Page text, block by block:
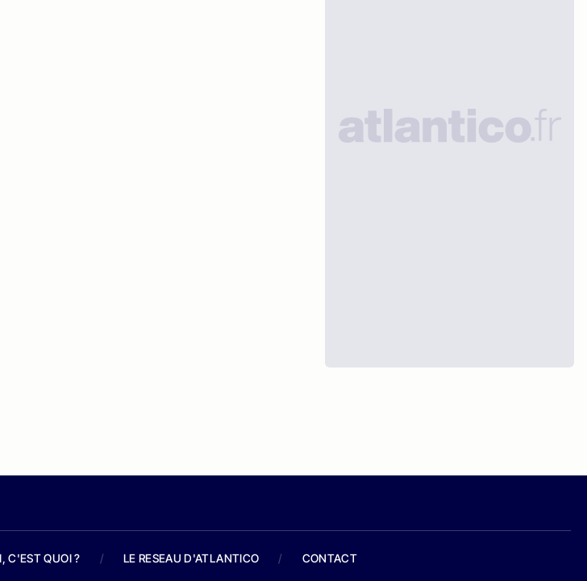
C'EST QUOI ? / LE RESEAU D'ATLANTICO / CONTACT